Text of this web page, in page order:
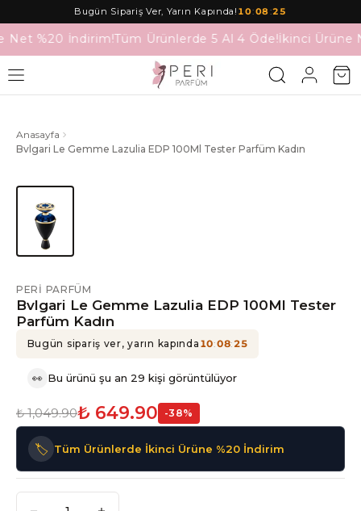
Bugün Sipariş Ver, Yarın Kapında! 10:08:25
Net %20 İndirim!Tüm Ürünlerde 5 Al 4 Öde!İkinci Ürüne
Anasayfa
Bvlgari Le Gemme Lazulia EDP 100Ml Tester Parfüm Kadın
PERI PARFÜM
Bvlgari Le Gemme Lazulia EDP 100Ml Tester
Parfüm Kadın
Bugün sipariş ver, yarın kapında 10:08:25
👀 Bu ürünü şu an 29 kişi görüntülüyor
₺ 1,049.90₺ 649.90 -38%
🏷️ Tüm Ürünlerde İkinci Ürüne %20 İndirim